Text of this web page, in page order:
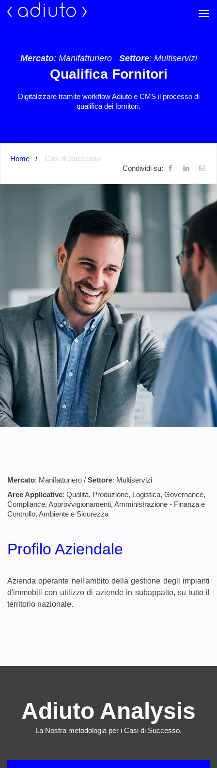
Mercato: Manifatturiero Settore: Multiservizi
Qualifica Fornitori
Digitalizzare tramite workflow Adiuto e CMS il processo di
qualifica dei fornitori.
Home
Casi di Successo
Condividi su:
Mercato: Manifatturiero / Settore: Multiservizi
Aree Applicative: Qualità, Produzione, Logistica, Governance,
Compliance, Approvvigionamenti, Amministrazione - Finanza e
Controllo, Ambiente e Sicurezza
Profilo Aziendale
Azienda operante nell'ambito della gestione degli impianti
d'immobili con utilizzo di aziende in subappalto, su tutto il
territorio nazionale.
Adiuto Analysis
La Nostra metodologia per i Casi di Successo.